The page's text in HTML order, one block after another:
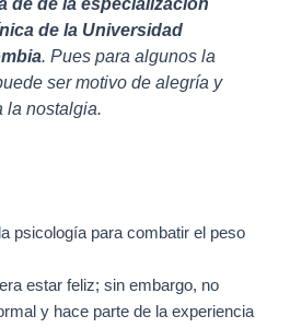
de la Universidad
. Pues para algunos la
ser motivo de alegría y
la nostalgia.
psicología para combatir el peso
estar feliz; sin embargo, no
y hace parte de la experiencia